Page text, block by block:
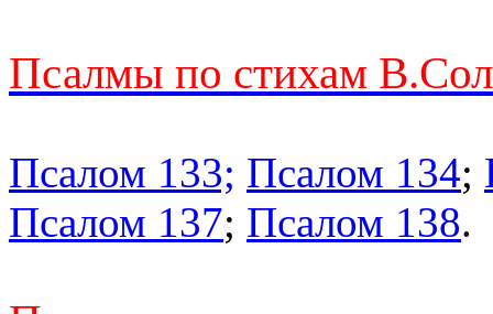
Псалмы по стихам
Псалом 133; Псалом 134;
Псалом 137; Псалом 138.